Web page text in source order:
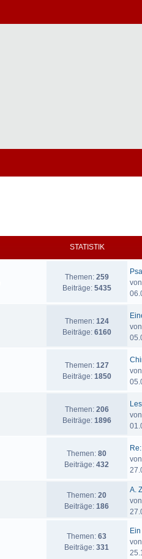
STATISTIK
Themen: 259
Beiträge: 5435
von
Themen: 124
Beiträge: 6160
von
Themen: 127
Beiträge: 1850
von
Themen: 206
Beiträge: 1896
von
Themen: 80
Beiträge: 432
von
Themen: 20
Beiträge: 186
A.
von
Themen: 63
Beiträge: 331
von